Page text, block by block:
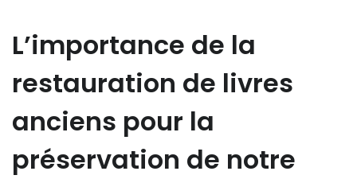
L’importance de la
restauration de livres
anciens pour la
préservation de notre